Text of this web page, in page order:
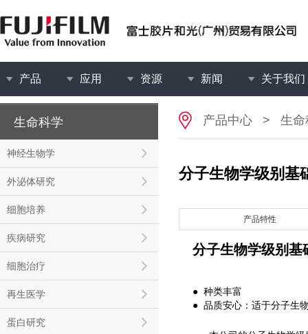
产品 应用 资源 新闻 关于我们
生命科学
神经生物学
外泌体研究
细胞培养
疾病研究
细胞治疗
再生医学
蛋白研究
产品中心 > 生命
分子生物学级别基
产品特性
分子生物学级别基
● 种类丰富
● 品质安心：适于分子生